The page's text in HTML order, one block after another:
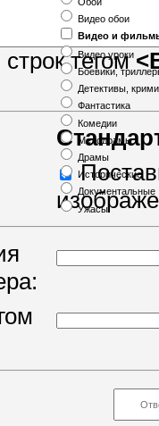
Видео обои
Видео и
Видео уроки
Боевики,
Детективы,
Фантастика
Комедии
Мелодрамы
Драмы
Исторические
Документальные
Ужасы
тегом